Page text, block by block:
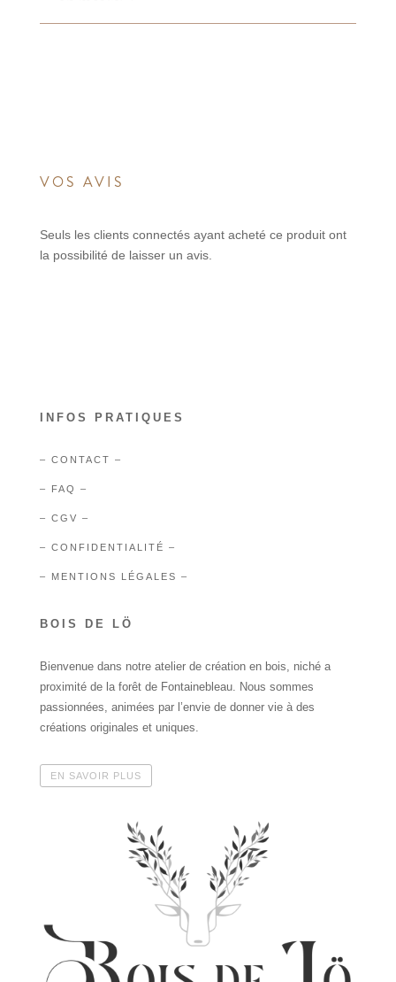
VOS AVIS
Seuls les clients connectés ayant acheté ce produit ont
la possibilité de laisser un avis.
INFOS PRATIQUES
– CONTACT –
– FAQ –
– CGV –
– CONFIDENTIALITÉ –
– MENTIONS LÉGALES –
BOIS DE LÖ
Bienvenue dans notre atelier de création en bois, niché a
proximité de la forêt de Fontainebleau. Nous sommes
passionnées, animées par l’envie de donner vie à des
créations originales et uniques.
EN SAVOIR PLUS